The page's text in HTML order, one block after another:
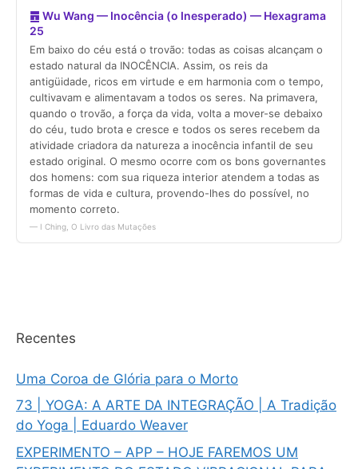
Recentes
Uma Coroa de Glória para o Morto
73 | YOGA: A ARTE DA INTEGRAÇÃO | A Tradição
do Yoga | Eduardo Weaver
EXPERIMENTO – APP – HOJE FAREMOS UM